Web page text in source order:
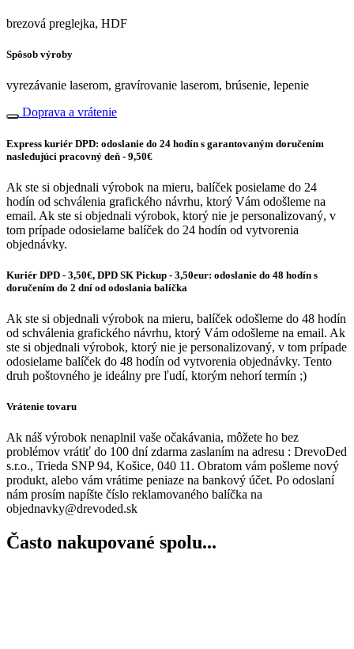
brezová preglejka, HDF
Spôsob výroby
vyrezávanie laserom, gravírovanie laserom, brúsenie, lepenie
Doprava a vrátenie
Express kuriér DPD: odoslanie do 24 hodín s garantovaným doručením
nasledujúci pracovný deň - 9,50€
Ak ste si objednali výrobok na mieru, balíček posielame do 24
hodín od schválenia grafického návrhu, ktorý Vám odošleme na
email. Ak ste si objednali výrobok, ktorý nie je personalizovaný, v
tom prípade odosielame balíček do 24 hodín od vytvorenia
objednávky.
Kuriér DPD - 3,50€, DPD SK Pickup - 3,50eur: odoslanie do 48 hodín s
doručením do 2 dní od odoslania balíčka
Ak ste si objednali výrobok na mieru, balíček odošleme do 48 hodín
od schválenia grafického návrhu, ktorý Vám odošleme na email. Ak
ste si objednali výrobok, ktorý nie je personalizovaný, v tom prípade
odosielame balíček do 48 hodín od vytvorenia objednávky. Tento
druh poštovného je ideálny pre ľudí, ktorým nehorí termín ;)
Vrátenie tovaru
Ak náš výrobok nenaplnil vaše očakávania, môžete ho bez
problémov vrátiť do 100 dní zdarma zaslaním na adresu : DrevoDed
s.r.o., Trieda SNP 94, Košice, 040 11. Obratom vám pošleme nový
produkt, alebo vám vrátime peniaze na bankový účet. Po odoslaní
nám prosím napíšte číslo reklamovaného balíčka na
objednavky@drevoded.sk
Často nakupované spolu...